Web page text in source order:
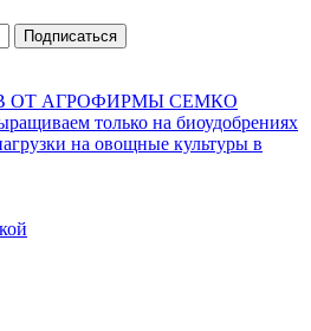
ОТ АГРОФИРМЫ СЕМКО
только на биоудобрениях
на овощные культуры в